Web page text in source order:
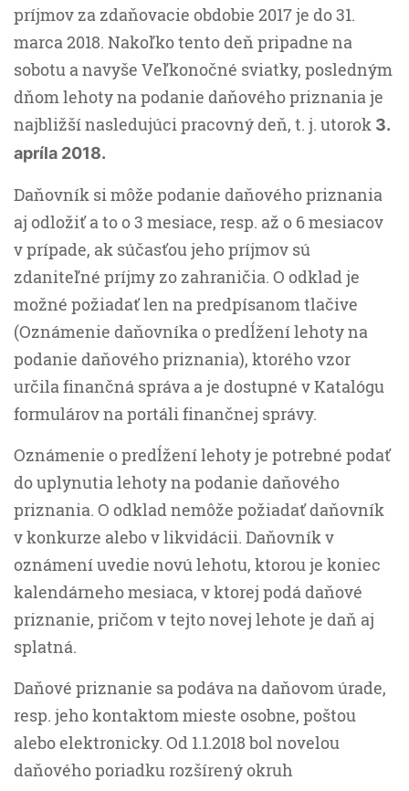
príjmov za zdaňovacie obdobie 2017 je do 31.
marca 2018. Nakoľko tento deň pripadne na
sobotu a navyše Veľkonočné sviatky, posledným
dňom lehoty na podanie daňového priznania je
najbližší nasledujúci pracovný deň, t. j. utorok 3.
apríla 2018.
Daňovník si môže podanie daňového priznania
aj odložiť a to o 3 mesiace, resp. až o 6 mesiacov
v prípade, ak súčasťou jeho príjmov sú
zdaniteľné príjmy zo zahraničia. O odklad je
možné požiadať len na predpísanom tlačive
(Oznámenie daňovníka o predĺžení lehoty na
podanie daňového priznania), ktorého vzor
určila finančná správa a je dostupné v Katalógu
formulárov na portáli finančnej správy.
Oznámenie o predĺžení lehoty je potrebné podať
do uplynutia lehoty na podanie daňového
priznania. O odklad nemôže požiadať daňovník
v konkurze alebo v likvidácii. Daňovník v
oznámení uvedie novú lehotu, ktorou je koniec
kalendárneho mesiaca, v ktorej podá daňové
priznanie, pričom v tejto novej lehote je daň aj
splatná.
Daňové priznanie sa podáva na daňovom úrade,
resp. jeho kontaktom mieste osobne, poštou
alebo elektronicky. Od 1.1.2018 bol novelou
daňového poriadku rozšírený okruh